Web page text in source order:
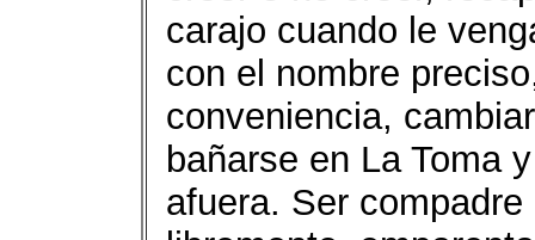
carajo cuando le
con el nombre
conveniencia,
bañarse en La Toma
afuera. Ser